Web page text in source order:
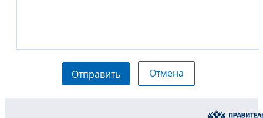
Отправить Отмена